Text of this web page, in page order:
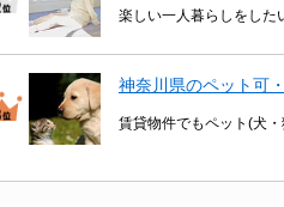
楽しい一人暮らしをした
神奈川県のペット可
賃貸物件でもペット(犬